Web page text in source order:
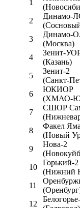
1
2
Динамо-
3
Динамо-
(Москва)
4
Зенит-
(Казань)
5
Зенит-2
(Санкт-
6
ЮКИОР
(ХМАО-
7
СШОР
8
Факел
(Новый
9
Нова-2
10
Горький-2
(Нижний
11
12